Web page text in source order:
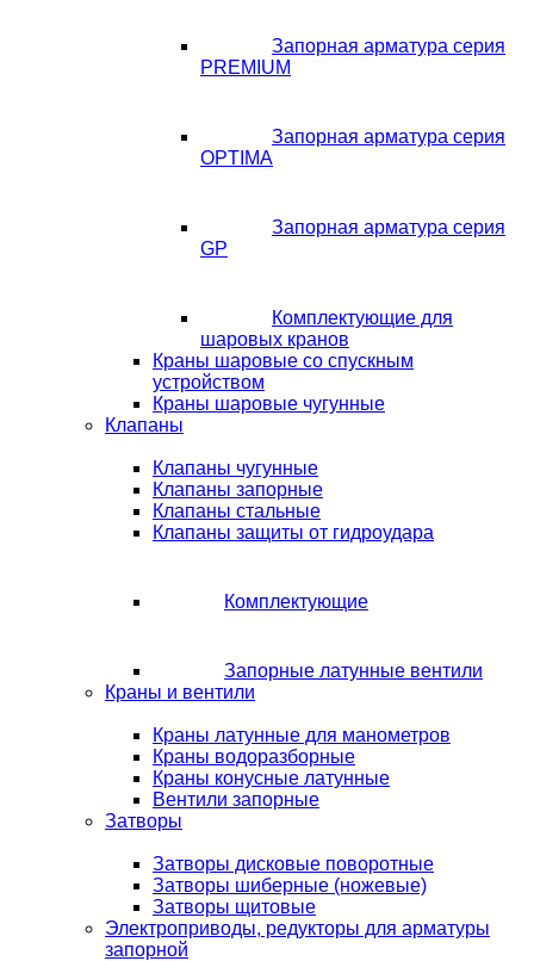
Запорная арматура серия
PREMIUM
Запорная арматура серия
OPTIMA
Запорная арматура серия
GP
Комплектующие для
шаровых кранов
Краны шаровые со спускным
устройством
Краны шаровые чугунные
Клапаны
Клапаны чугунные
Клапаны запорные
Клапаны стальные
Клапаны защиты от гидроудара
Комплектующие
Запорные латунные вентили
Краны и вентили
Краны латунные для манометров
Краны водоразборные
Краны конусные латунные
Вентили запорные
Затворы
Затворы дисковые поворотные
Затворы шиберные (ножевые)
Затворы щитовые
Электроприводы, редукторы для арматуры
запорной